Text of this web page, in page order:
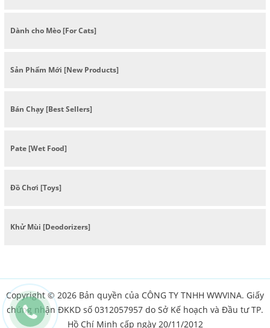
Dành cho Mèo [For Cats]
Sản Phẩm Mới [New Products]
Bán Chạy [Best Sellers]
Pate [Wet Food]
Đồ Chơi [Toys]
Khử Mùi [Deodorizers]
Copyright © 2026 Bản quyền của CÔNG TY TNHH WWVINA. Giấy
chứng nhận ĐKKD số 0312057957 do Sở Kế hoạch và Đầu tư TP.
Hồ Chí Minh cấp ngày 20/11/2012